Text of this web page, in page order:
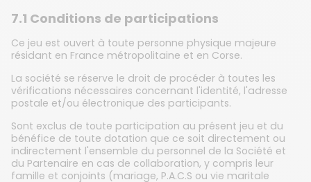
7.1 Conditions de participations
Ce jeu est ouvert à toute personne physique majeure
résidant en France métropolitaine et en Corse.
La société se réserve le droit de procéder à toutes les
vérifications nécessaires concernant l'identité, l'adresse
postale et/ou électronique des participants.
Sont exclus de toute participation au présent jeu et du
bénéfice de toute dotation que ce soit directement ou
indirectement l'ensemble du personnel de la Société et
du Partenaire en cas de collaboration, y compris leur
famille et conjoints (mariage, P.A.C.S ou vie maritale